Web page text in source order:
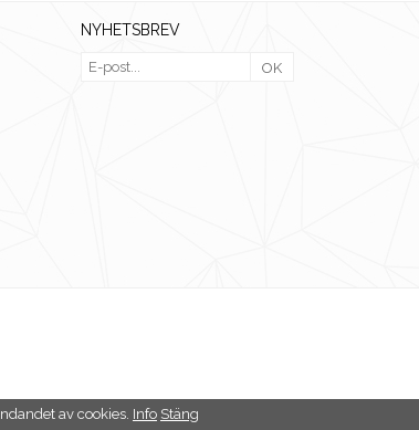
NYHETSBREV
OK
av cookies. Info Stäng